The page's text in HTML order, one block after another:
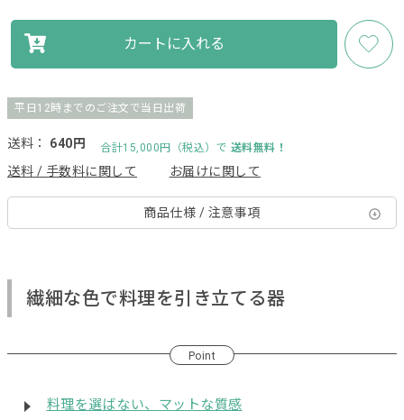
カートに入れる
平日12時までのご注文で当日出荷
送料： 640円 合計15,000円（税込）で 送料無料！
送料 / 手数料に関して お届けに関して
商品仕様 / 注意事項
繊細な色で料理を引き立てる器
Point
料理を選ばない、マットな質感